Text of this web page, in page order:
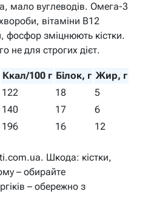
мало вуглеводів. Омега-3
вітаміни B12
фосфор зміцнюють кістки.
не для строгих дієт.
Ккал/100 г Білок, г Жир, г
122 18
5
140 17
6
196 16 12
Шкода: кістки,
– обирайте
– обережно з